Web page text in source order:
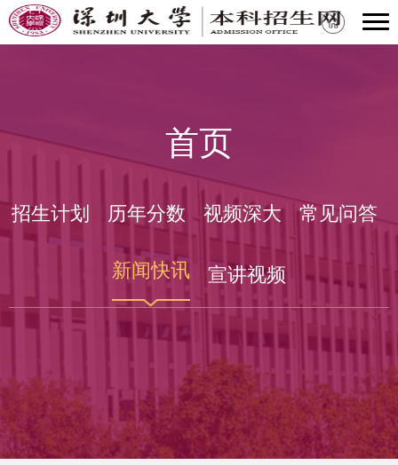
首页
招生计划 历年分数 视频深大 常见问答
新闻快讯 宣讲视频